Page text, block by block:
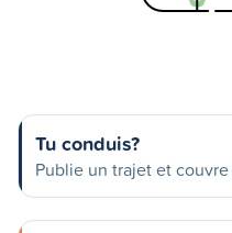
Tu conduis?
Publie un trajet et